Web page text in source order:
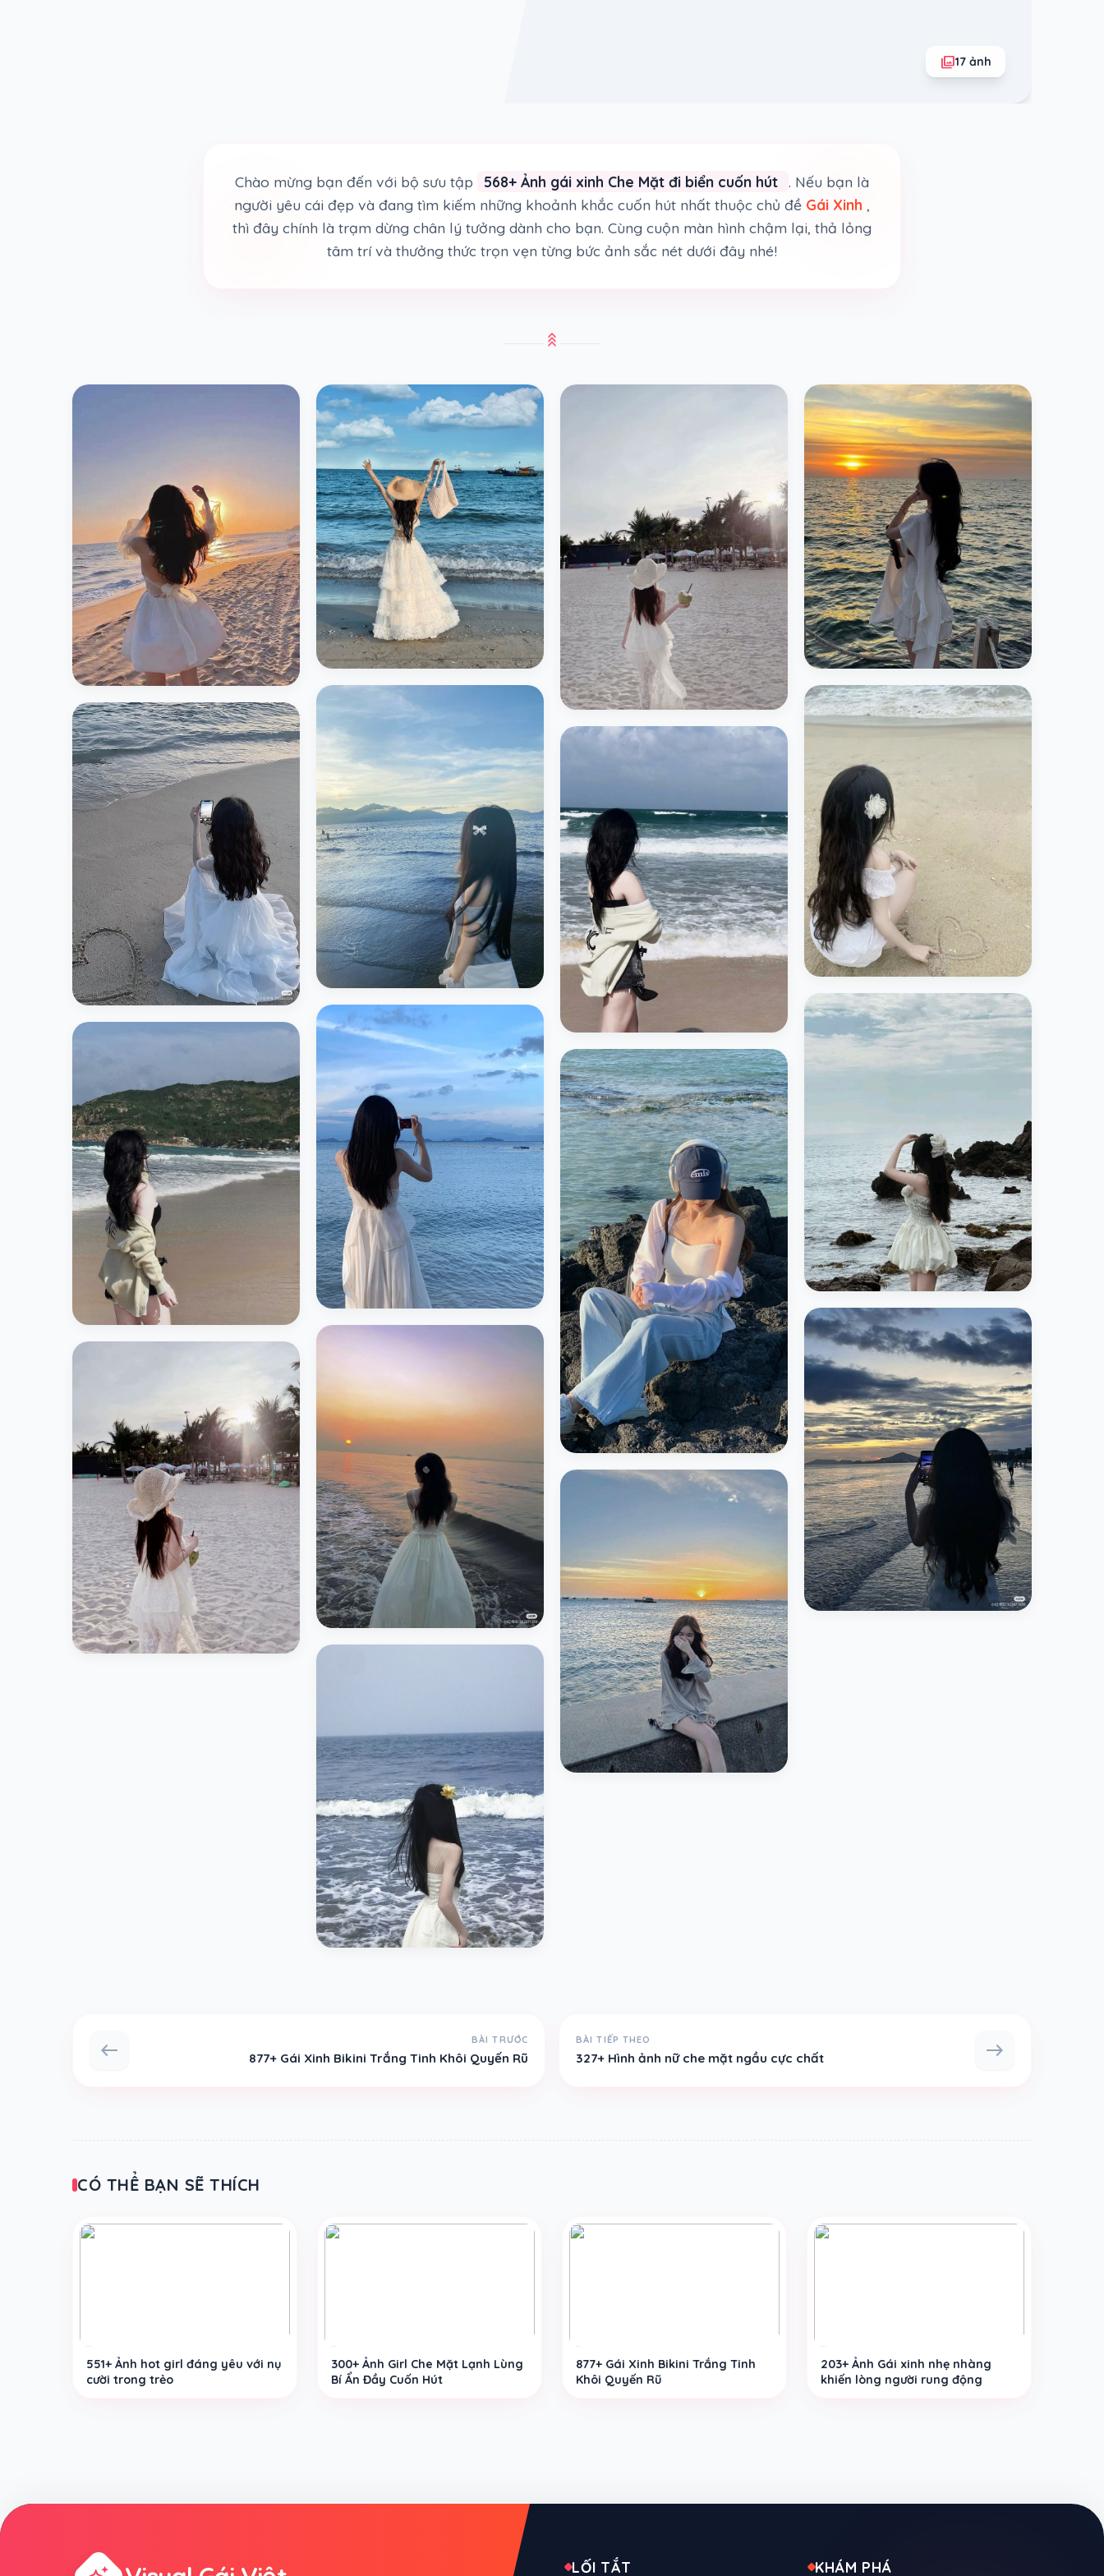
photo_library17 ảnh
Chào mừng bạn đến với bộ sưu tập 568+ Ảnh gái xinh Che Mặt đi biển cuốn hút . Nếu bạn là
người yêu cái đẹp và đang tìm kiếm những khoảnh khắc cuốn hút nhất thuộc chủ đề Gái Xinh ,
thì đây chính là trạm dừng chân lý tưởng dành cho bạn. Cùng cuộn màn hình chậm lại, thả lỏng
tâm trí và thưởng thức trọn vẹn từng bức ảnh sắc nét dưới đây nhé!
stat_3
BÀI TRƯỚC
877+ Gái Xinh Bikini Trắng Tinh Khôi Quyến Rũ
west BÀI TIẾP THEO
327+ Hình ảnh nữ che mặt ngầu cực chất east
CÓ THỂ BẠN SẼ THÍCH
551+ Ảnh hot girl đáng yêu với nụ
cười trong trẻo
300+ Ảnh Girl Che Mặt Lạnh Lùng
Bí Ẩn Đầy Cuốn Hút
877+ Gái Xinh Bikini Trắng Tinh
Khôi Quyến Rũ
203+ Ảnh Gái xinh nhẹ nhàng
khiến lòng người rung động
LỐI TẮT KHÁM PHÁ